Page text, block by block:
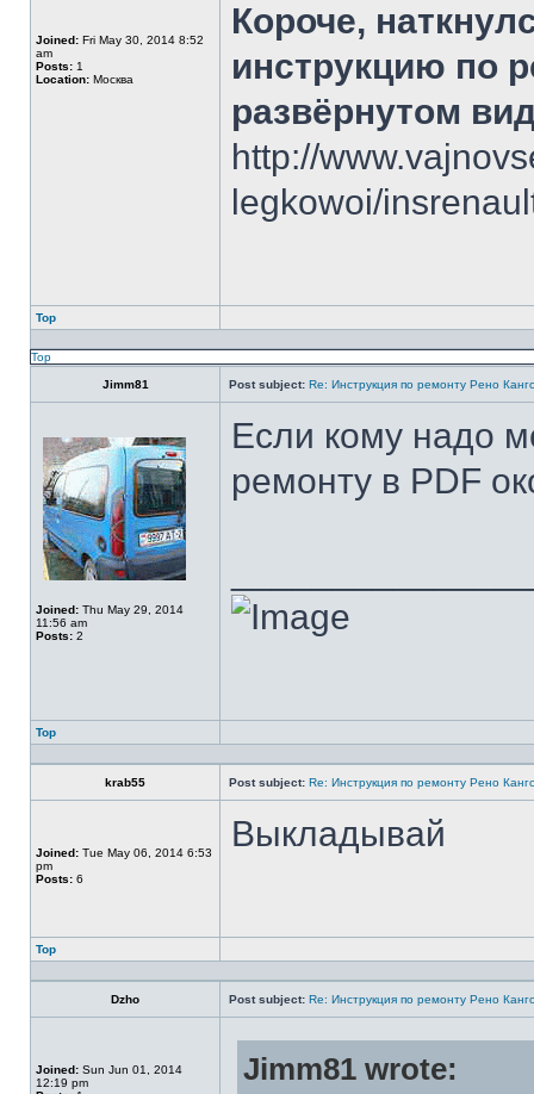
Joined: Fri May 30, 2014 8:52
am
Posts: 1
Location: Москва
Короче,
инструкцию по
развёрнутом
http://
legkowoi/
Top
Top
Jimm81 Post subject: Re: Инструкция по ремонту Рено
Joined: Thu May 29, 2014
11:56 am
Posts: 2
Если кому надо
ремонту в PDF
Top
krab55 Post subject: Re: Инструкция по ремонту Рено
Joined: Tue May 06, 2014 6:53
pm
Posts: 6
Выкладывай
Top
Dzho Post subject: Re: Инструкция по ремонту Рено
Joined: Sun Jun 01, 2014
12:19 pm
Jimm81 wrote: